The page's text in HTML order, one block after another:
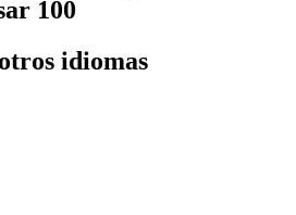
100
idiomas